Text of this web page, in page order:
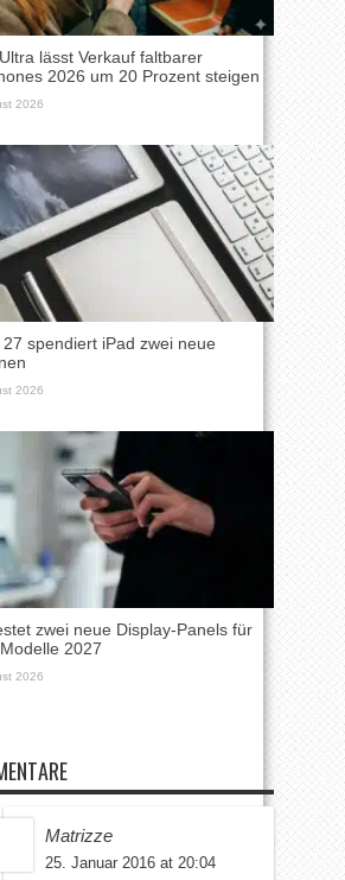
lässt Verkauf faltbarer
2026 um 20 Prozent steigen
2026
27 spendiert iPad zwei neue
2026
zwei neue Display-Panels für
2027
2026
Matrizze
25. Januar 2016 at 20:04